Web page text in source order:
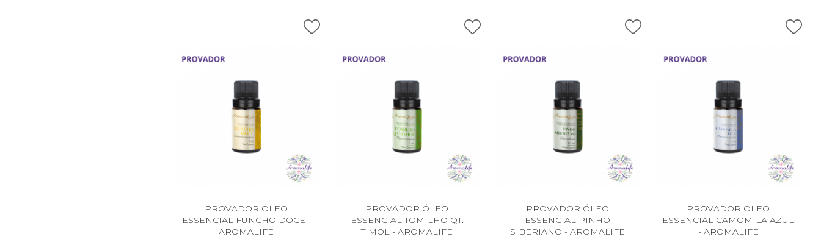
PROVADOR ÓLEO
ESSENCIAL FUNCHO DOCE -
AROMALIFE
PROVADOR ÓLEO
ESSENCIAL TOMILHO QT.
TIMOL - AROMALIFE
PROVADOR ÓLEO
ESSENCIAL PINHO
SIBERIANO - AROMALIFE
PROVADOR ÓLEO
ESSENCIAL CAMOMILA AZUL
- AROMALIFE